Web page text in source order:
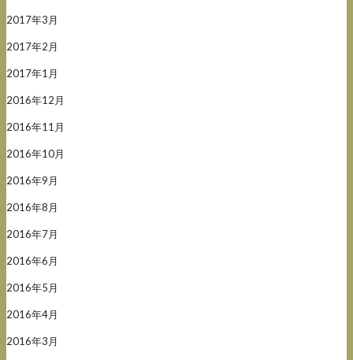
2017年3月
2017年2月
2017年1月
2016年12月
2016年11月
2016年10月
2016年9月
2016年8月
2016年7月
2016年6月
2016年5月
2016年4月
2016年3月